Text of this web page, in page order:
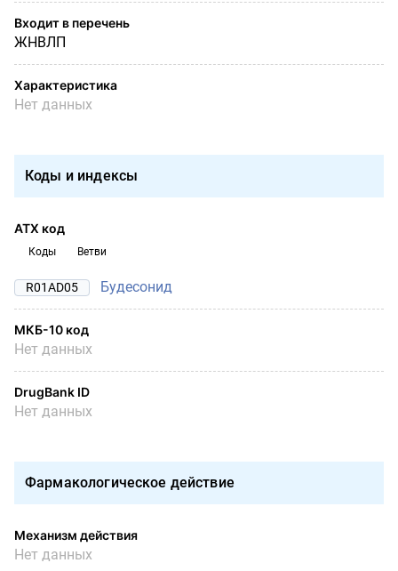
Входит в перечень
ЖНВЛП
Характеристика
Нет данных
Коды и индексы
АТХ код
Коды Ветви
R01AD05 Будесонид
МКБ-10 код
Нет данных
DrugBank ID
Нет данных
Фармакологическое действие
Механизм действия
Нет данных